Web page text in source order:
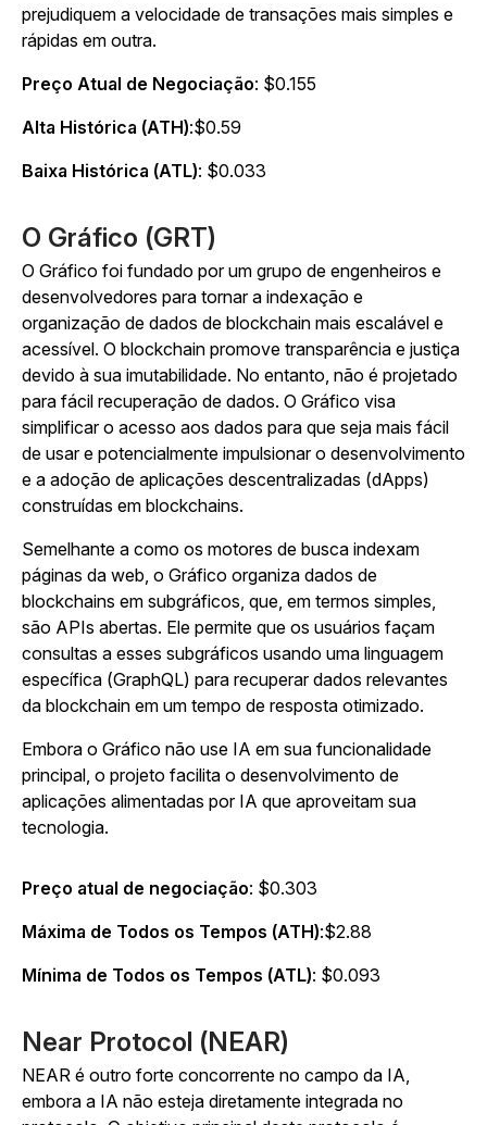
prejudiquem a velocidade de transações mais simples e
rápidas em outra.
Preço Atual de Negociação: $0.155
Alta Histórica (ATH):$0.59
Baixa Histórica (ATL): $0.033
O Gráfico (GRT)
O Gráfico foi fundado por um grupo de engenheiros e
desenvolvedores para tornar a indexação e
organização de dados de blockchain mais escalável e
acessível. O blockchain promove transparência e justiça
devido à sua imutabilidade. No entanto, não é projetado
para fácil recuperação de dados. O Gráfico visa
simplificar o acesso aos dados para que seja mais fácil
de usar e potencialmente impulsionar o desenvolvimento
e a adoção de aplicações descentralizadas (dApps)
construídas em blockchains.
Semelhante a como os motores de busca indexam
páginas da web, o Gráfico organiza dados de
blockchains em subgráficos, que, em termos simples,
são APIs abertas. Ele permite que os usuários façam
consultas a esses subgráficos usando uma linguagem
específica (GraphQL) para recuperar dados relevantes
da blockchain em um tempo de resposta otimizado.
Embora o Gráfico não use IA em sua funcionalidade
principal, o projeto facilita o desenvolvimento de
aplicações alimentadas por IA que aproveitam sua
tecnologia.
Preço atual de negociação: $0.303
Máxima de Todos os Tempos (ATH):$2.88
Mínima de Todos os Tempos (ATL): $0.093
Near Protocol (NEAR)
NEAR é outro forte concorrente no campo da IA,
embora a IA não esteja diretamente integrada no